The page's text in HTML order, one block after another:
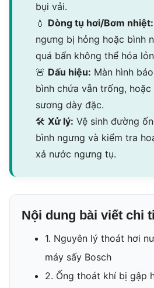
bụi vải.
💧 Dòng tụ hơi/Bơm nhiệt:
ngưng bị hỏng hoặc bình
quá bẩn không thể hóa
🚨 Dấu hiệu: Màn hình
bình chứa vẫn trống,
sương dày đặc.
🛠 Xử lý: Vệ sinh đường
bình ngưng và kiểm tra
xả nước ngưng tụ.
Nội dung bài viết chi
1. Nguyên lý thoát hơi
máy sấy Bosch
2. Ống thoát khí bị gập